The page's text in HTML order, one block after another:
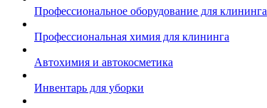
Профессиональное оборудование для клининга
Профессиональная химия для клининга
Автохимия и автокосметика
Инвентарь для уборки